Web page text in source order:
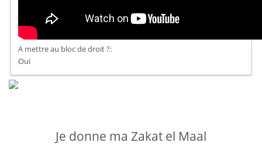
A mettre au bloc de droit ?:
Oui
Je donne ma Zakat el Maal